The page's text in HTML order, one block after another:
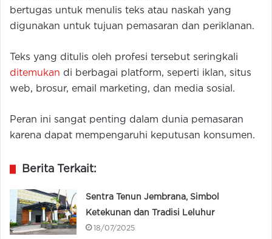
bertugas untuk menulis teks atau naskah yang
digunakan untuk tujuan pemasaran dan periklanan.
Teks yang ditulis oleh profesi tersebut seringkali
ditemukan di berbagai platform, seperti iklan, situs
web, brosur, email marketing, dan media sosial.
Peran ini sangat penting dalam dunia pemasaran
karena dapat mempengaruhi keputusan konsumen.
Berita Terkait:
Sentra Tenun Jembrana, Simbol
Ketekunan dan Tradisi Leluhur
18/07/2025